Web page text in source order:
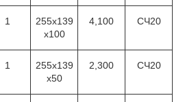
1
255х139
х100
4,100 СЧ20
1
255х139
х50
2,300 СЧ20